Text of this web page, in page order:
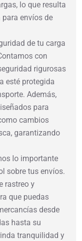
lo que resulta
envíos de
de tu carga
con
rigurosas
esté protegida
Además,
para
cambios
garantizando
lo importante
sobre tus envíos.
rastreo y
que puedas
desde
hasta su
tranquilidad y